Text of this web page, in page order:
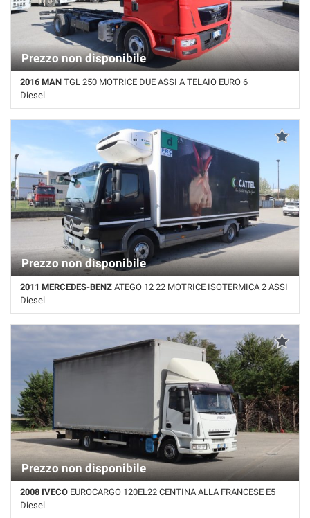
Prezzo non disponibile
2016 MAN TGL 250 MOTRICE DUE ASSI A TELAIO EURO 6
Diesel
650.000 Km • Cambio Automatico • Rosso pastello
Prezzo non disponibile
2011 MERCEDES-BENZ ATEGO 12 22 MOTRICE ISOTERMICA 2 ASSI
Diesel
765.000 Km • Cambio Manuale • Nero pastello • ABS • Pedana
Prezzo non disponibile
2008 IVECO EUROCARGO 120EL22 CENTINA ALLA FRANCESE E5
Diesel